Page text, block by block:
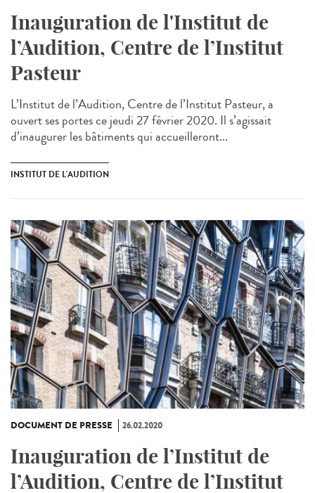
Inauguration de l'Institut de
l’Audition, Centre de l’Institut
Pasteur
L’Institut de l’Audition, Centre de l’Institut Pasteur, a
ouvert ses portes ce jeudi 27 février 2020. Il s’agissait
d’inaugurer les bâtiments qui accueilleront...
INSTITUT DE L'AUDITION
DOCUMENT DE PRESSE 26.02.2020
Inauguration de l’Institut de
l’Audition, Centre de l’Institut